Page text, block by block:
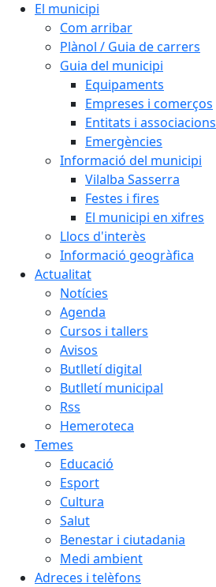
El municipi
Com arribar
Plànol / Guia de carrers
Guia del municipi
Equipaments
Empreses i comerços
Entitats i associacions
Emergències
Informació del municipi
Vilalba Sasserra
Festes i fires
El municipi en xifres
Llocs d'interès
Informació geogràfica
Actualitat
Notícies
Agenda
Cursos i tallers
Avisos
Butlletí digital
Butlletí municipal
Rss
Hemeroteca
Temes
Educació
Esport
Cultura
Salut
Benestar i ciutadania
Medi ambient
Adreces i telèfons